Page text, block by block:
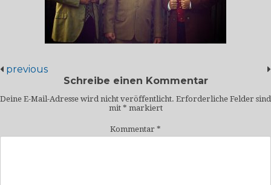
previous
Schreibe einen Kommentar
Deine E-Mail-Adresse wird nicht veröffentlicht. Erforderliche Felder sind
mit * markiert
Kommentar *